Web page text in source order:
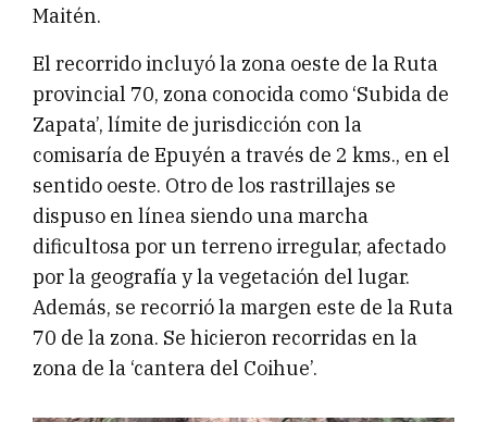
Maitén.
El recorrido incluyó la zona oeste de la Ruta
provincial 70, zona conocida como ‘Subida de
Zapata’, límite de jurisdicción con la
comisaría de Epuyén a través de 2 kms., en el
sentido oeste. Otro de los rastrillajes se
dispuso en línea siendo una marcha
dificultosa por un terreno irregular, afectado
por la geografía y la vegetación del lugar.
Además, se recorrió la margen este de la Ruta
70 de la zona. Se hicieron recorridas en la
zona de la ‘cantera del Coihue’.